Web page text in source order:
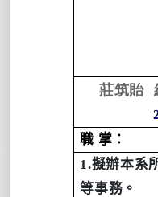
莊筑貽
職 掌：
1.擬辦本系
等事務。